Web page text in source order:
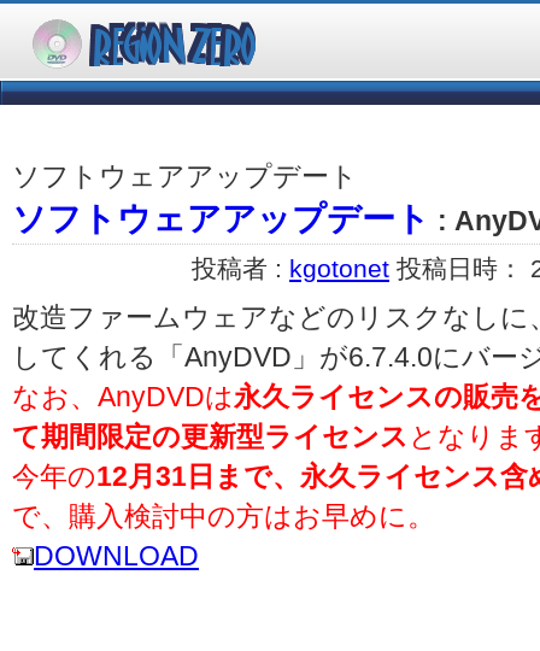
ソフトウェアアップデート
ソフトウェアアップデート :
投稿者 : kgotonet 投稿日時：
改造ファームウェアなどのリスクなし
してくれる「AnyDVD」が6.7.4.0にバー
なお、AnyDVDは永久ライセンスの販売
て期間限定の更新型ライセンス となりま
今年の12月31日まで、永久ライセンス
で、購入検討中の方はお早めに。
DOWNLOAD